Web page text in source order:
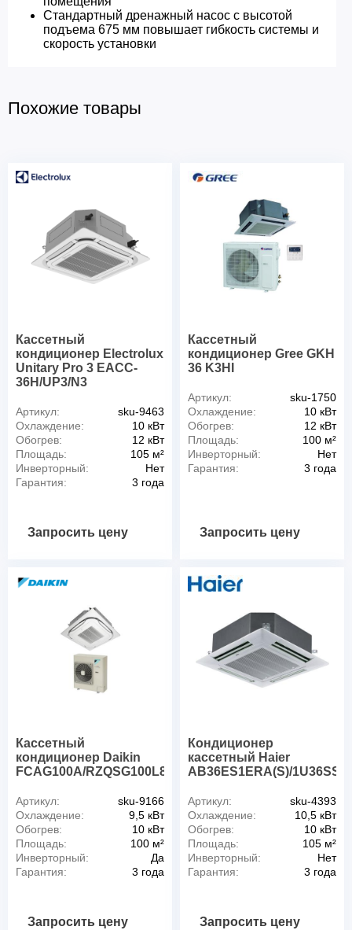
Стандартный дренажный насос с высотой
подъема 675 мм повышает гибкость системы и
скорость установки
Похожие товары
Кассетный
кондиционер Electrolux
Unitary Pro 3 EACC-
36H/UP3/N3
Артикул:
sku-9463
Охлаждение:
10 кВт
Обогрев:
12 кВт
Площадь:
105 м²
Инверторный:
Нет
Гарантия:
3 года
Запросить цену
Кассетный
кондиционер Gree GKH
36 K3HI
Артикул:
sku-1750
Охлаждение:
10 кВт
Обогрев:
12 кВт
Площадь:
100 м²
Инверторный:
Нет
Гарантия:
3 года
Запросить цену
Кассетный
кондиционер Daikin
FCAG100A/RZQSG100L8Y/BYCQ140D
Артикул:
sku-9166
Охлаждение:
9,5 кВт
Обогрев:
10 кВт
Площадь:
100 м²
Инверторный:
Да
Гарантия:
3 года
Запросить цену
Кондиционер
кассетный Haier
AB36ES1ERA(S)/
Артикул:
sku-4393
Охлаждение:
10,5 кВт
Обогрев:
10 кВт
Площадь:
105 м²
Инверторный:
Нет
Гарантия:
3 года
Запросить цену